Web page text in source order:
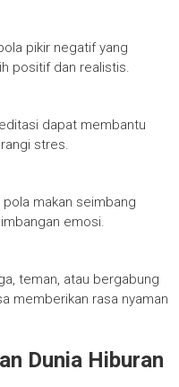
pikir negatif yang
positif dan realistis.
dapat membantu
stres.
makan seimbang
emosi.
teman, atau bergabung
memberikan rasa nyaman
Dunia Hiburan